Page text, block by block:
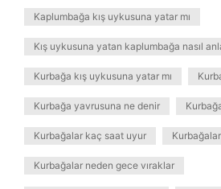
Kaplumbağa kış uykusuna yatar mı
Kış uykusuna yatan kaplumbağa nasıl
Kurbağa kış uykusuna yatar mı
Kurbağa yavrusuna ne denir
Kurbağalar kaç saat uyur
Kurbağalar neden gece vıraklar